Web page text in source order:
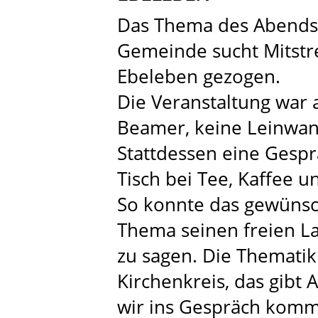
Das Thema des
Gemeinde sucht
Ebeleben gezogen.
Die Veranstaltung war
Beamer, keine
Stattdessen eine
Tisch bei Tee, Kaffee
So konnte das
Thema seinen freien
zu sagen. Die
Kirchenkreis, das gibt
wir ins Gespräch